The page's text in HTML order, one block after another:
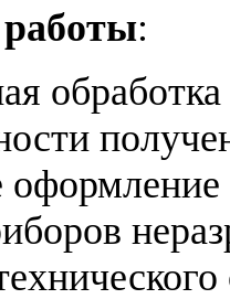
:
оформление